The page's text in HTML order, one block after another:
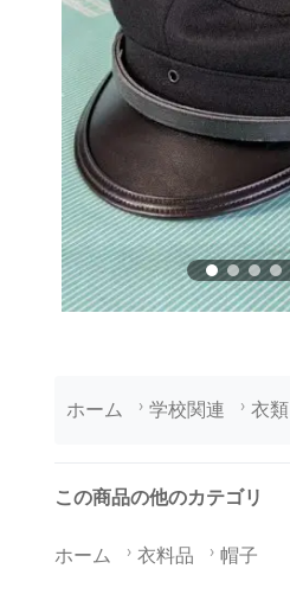
ホーム 学校関連 衣類
この商品の他のカテゴリ
ホーム 衣料品 帽子